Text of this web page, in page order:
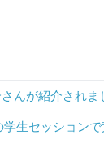
んが紹介されま
学生セッション